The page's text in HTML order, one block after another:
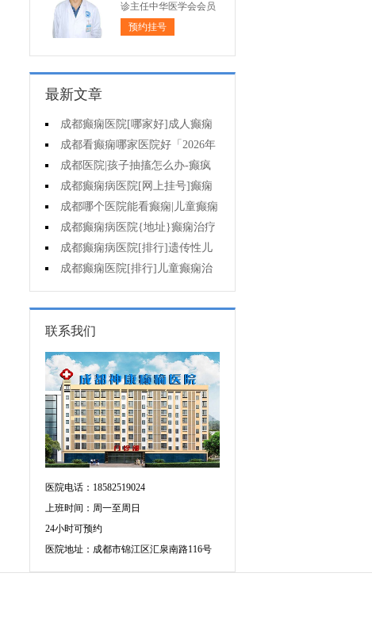
诊主任中华医学会会员
预约挂号
最新文章
成都癫痫医院[哪家好]成人癫痫
的护理方法是什么?
成都看癫痫哪家医院好「2026年
度公布」有癫痫能不能抽烟?
成都医院|孩子抽搐怎么办-癫疯
病病人要知道的误区
成都癫痫病医院[网上挂号]癫痫
发作会有什么症状?
成都哪个医院能看癫痫|儿童癫痫
未经正规治疗有什么伤害?
成都癫痫病医院{地址}癫痫治疗
需注意哪些问题?
成都癫痫病医院[排行]遗传性儿
童癫痫病早期症状什么样?
成都癫痫医院[排行]儿童癫痫治
疗方法哪个好?
联系我们
医院电话：18582519024
上班时间：周一至周日
24小时可预约
医院地址：成都市锦江区汇泉南路116号